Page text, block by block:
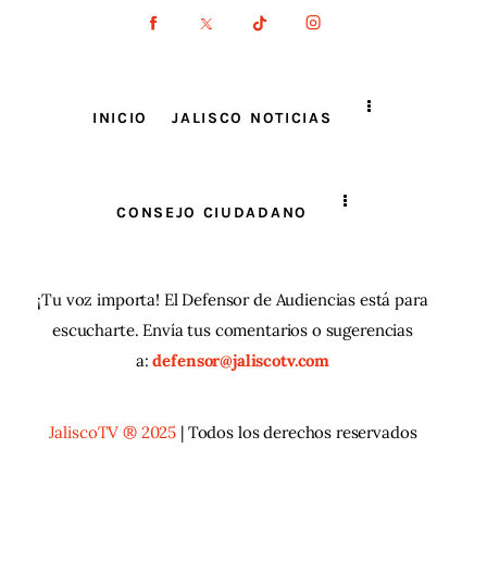
INICIO JALISCO NOTICIAS
CONSEJO CIUDADANO
¡Tu voz importa! El Defensor de Audiencias está para
escucharte. Envía tus comentarios o sugerencias
a:defensor@jaliscotv.com
JaliscoTV ® 2025 | Todos los derechos reservados